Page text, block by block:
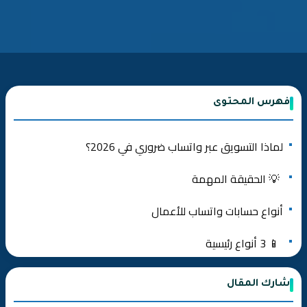
فهرس المحتوى
لماذا التسويق عبر واتساب ضروري في 2026؟
💡 الحقيقة المهمة
أنواع حسابات واتساب للأعمال
📱 3 أنواع رئيسية
المرحلة 1: إعداد WhatsApp Business
شارك المقال